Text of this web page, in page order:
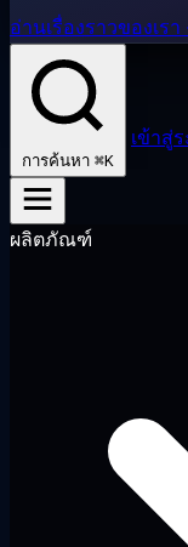
อ่านเรื่องราวของเร
การค้นหา ⌘K
เข้าสู่
ผลิตภัณฑ์